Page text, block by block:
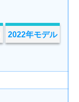
2022年モデル